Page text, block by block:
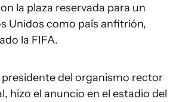
la plaza reservada para un
Unidos como país anfitrión,
la FIFA.
presidente del organismo rector
hizo el anuncio en el estadio del